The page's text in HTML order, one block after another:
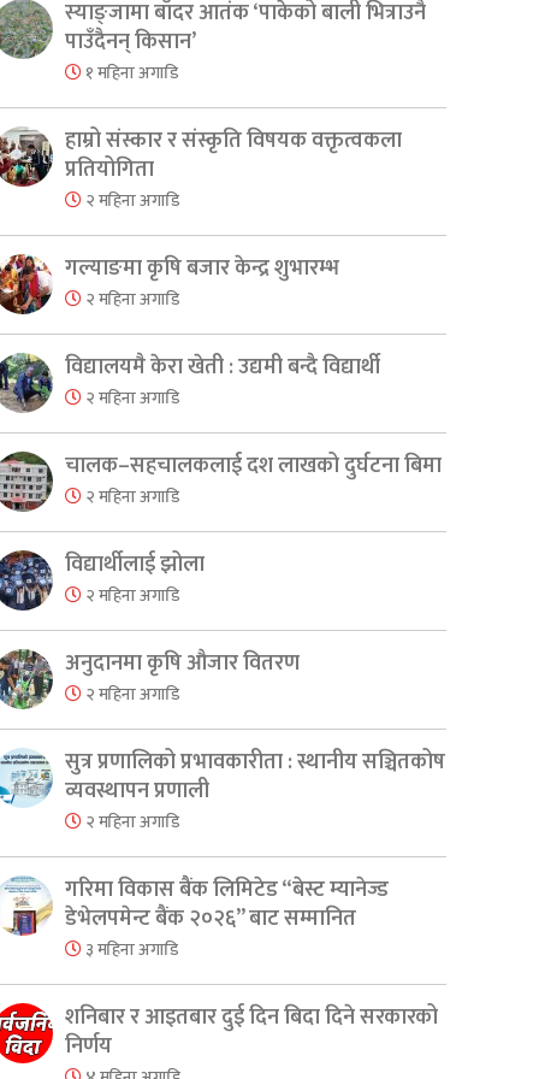
स्याङ्जामा बाँदर आतंक ‘पाकेको बाली भित्राउनै
पाउँदैनन् किसान’
१ महिना अगाडि
हाम्रो संस्कार र संस्कृति विषयक वक्तृत्वकला
प्रतियोगिता
२ महिना अगाडि
गल्याङमा कृषि बजार केन्द्र शुभारम्भ
२ महिना अगाडि
विद्यालयमै केरा खेती : उद्यमी बन्दै विद्यार्थी
२ महिना अगाडि
चालक–सहचालकलाई दश लाखको दुर्घटना बिमा
२ महिना अगाडि
विद्यार्थीलाई झोला
२ महिना अगाडि
अनुदानमा कृषि औजार वितरण
२ महिना अगाडि
सुत्र प्रणालिको प्रभावकारीता : स्थानीय सञ्चितकोष
व्यवस्थापन प्रणाली
२ महिना अगाडि
गरिमा विकास बैंक लिमिटेड “बेस्ट म्यानेज्ड
डेभेलपमेन्ट बैंक २०२६” बाट सम्मानित
३ महिना अगाडि
शनिबार र आइतबार दुई दिन बिदा दिने सरकारको
निर्णय